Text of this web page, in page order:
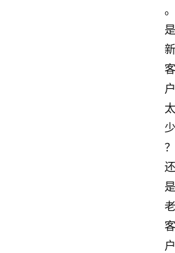
。
是
新
客
户
太
少
？
还
是
老
客
户